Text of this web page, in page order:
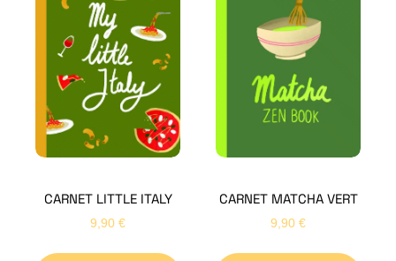
CARNET LITTLE ITALY
9,90 €
CARNET MATCHA VERT
9,90 €